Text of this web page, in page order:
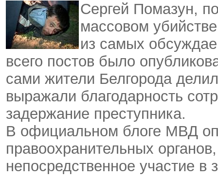
Сергей Помазун,
массовом
из самых
всего постов было
сами жители Белгорода
выражали благодарность
задержание преступника.
В официальном блоге МВД
правоохранительных
непосредственное участие